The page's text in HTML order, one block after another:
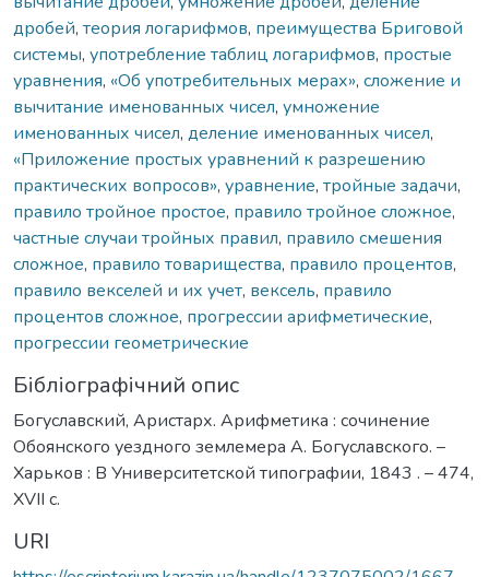
дробей, теория логарифмов, преимущества Бриговой
системы, употребление таблиц логарифмов, простые
уравнения, «Об употребительных мерах», сложение и
вычитание именованных чисел, умножение
именованных чисел, деление именованных чисел,
«Приложение простых уравнений к разрешению
практических вопросов», уравнение, тройные задачи,
правило тройное простое, правило тройное сложное,
частные случаи тройных правил, правило смешения
сложное, правило товарищества, правило процентов,
правило векселей и их учет, вексель, правило
процентов сложное, прогрессии арифметические,
прогрессии геометрические
Бібліографічний опис
Богуславский, Аристарх. Арифметика : сочинение
Обоянского уездного землемера А. Богуславского. –
Харьков : В Университетской типографии, 1843 . – 474,
XVII с.
URI